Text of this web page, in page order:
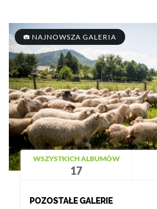
NAJNOWSZA GALERIA
WSZYSTKICH ALBUMÓW
17
POZOSTAŁE GALERIE